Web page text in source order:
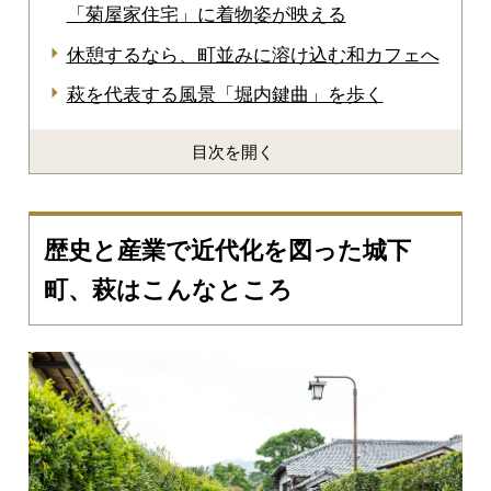
「菊屋家住宅」に着物姿が映える
休憩するなら、町並みに溶け込む和カフェへ
萩を代表する風景「堀内鍵曲」を歩く
目次を開く
歴史と産業で近代化を図った城下
町、萩はこんなところ
Prev